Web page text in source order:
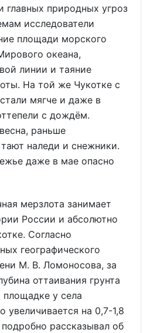
главных природных угроз
исследователи
площади морского
океана,
линии и таяние
На той же Чукотке с
мягче и даже в
с дождём.
раньше
наледи и снежники.
даже в мае опасно
мерзлота занимает
России и абсолютно
Согласно
географического
М. В. Ломоносова, за
оттаивания грунта
у села
увеличивается на 0,7-1,8
рассказывал об